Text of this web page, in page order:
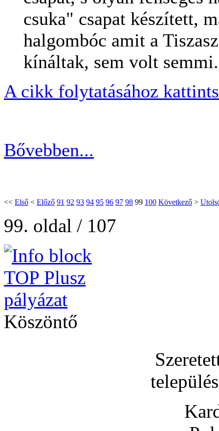
csuka" csapat készített,
halgombóc amit a
kínáltak, sem volt semmi.
A cikk folytatásához
Bővebben...
<< Első < Előző 91 92 93 94 95 96 97 98 99 100 Következő >
99. oldal / 107
Köszöntő